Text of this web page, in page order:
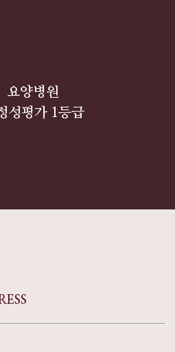
요양병원
성평가 1등급